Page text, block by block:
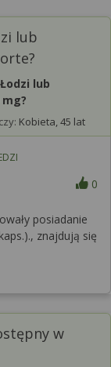
lub
lub
Kobieta, 45 lat
0
posiadanie
znajdują się
w